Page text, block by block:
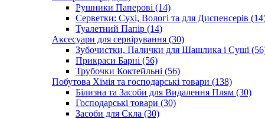
Рушники Паперові (14)
Серветки: Сухі, Вологі та для Диспенсерів
Туалетний Папір (14)
Аксесуари для сервірування (30)
Зубочистки, Палички для Шашлика і Суші
Прикраси Барні (56)
Трубочки Коктейльні (56)
Побутова Хімія та господарські товари (138)
Білизна та Засоби для Видалення Плям (30)
Господарські товари (30)
Засоби для Скла (30)